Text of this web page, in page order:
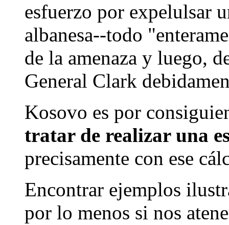
esfuerzo por expelulsar
albanesa--todo
de la amenaza y luego,
General Clark
Kosovo es por
tratar de realizar una
precisamente con ese
Encontrar ejemplos
por lo menos si nos